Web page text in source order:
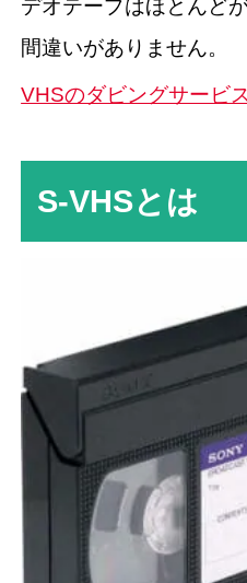
デオテープはほとんど
間違いがありません。
VHSのダビングサービ
S-VHSとは